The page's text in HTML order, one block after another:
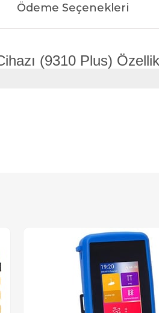
Ödeme Seçenekleri
(9310 Plus)